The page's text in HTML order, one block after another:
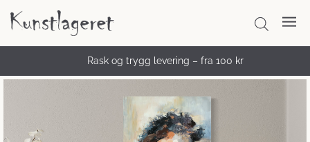
Rask og trygg levering – fra 100 kr